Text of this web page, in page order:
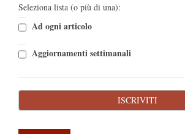
Seleziona lista (o più di una):
Ad ogni articolo
Aggiornamenti settimanali